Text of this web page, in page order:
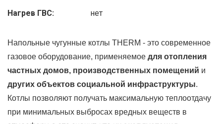
Нагрев ГВС: нет
Напольные чугунные котлы THERM - это современное
газовое оборудование, применяемое для отопления
частных домов, производственных помещений и
других объектов социальной инфраструктуры.
Котлы позволяют получать максимальную теплоотдачу
при минимальных выбросах вредных веществ в